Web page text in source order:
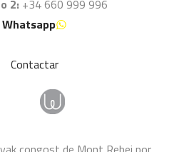
2: +34 660 999 996
Whatsapp
Contactar